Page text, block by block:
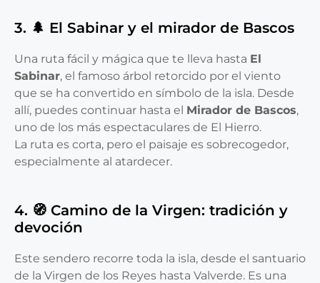
3. 🌲 El Sabinar y el mirador de Bascos
Una ruta fácil y mágica que te lleva hasta El
Sabinar, el famoso árbol retorcido por el viento
que se ha convertido en símbolo de la isla. Desde
allí, puedes continuar hasta el Mirador de Bascos,
uno de los más espectaculares de El Hierro.
La ruta es corta, pero el paisaje es sobrecogedor,
especialmente al atardecer.
4. 🧭 Camino de la Virgen: tradición y
devoción
Este sendero recorre toda la isla, desde el santuario
de la Virgen de los Reyes hasta Valverde. Es una